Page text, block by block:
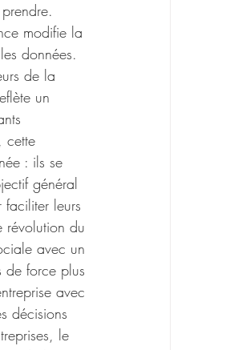
modifie la
données.
de la
un
cette
: ils se
général
faciliter leurs
révolution du
avec un
de force plus
avec
décisions
le